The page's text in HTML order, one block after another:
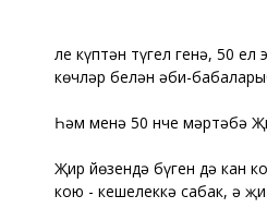
Әле күптән түгел генә, 50
көчләр белән әби-
Һәм менә 50 нче мәртәбә
Җир йөзендә бүген дә кан
кою - кешелеккә сабак, ә